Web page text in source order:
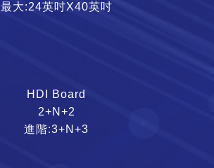
最大:24英吋X40英吋
HDI Board
2+N+2
進階:3+N+3